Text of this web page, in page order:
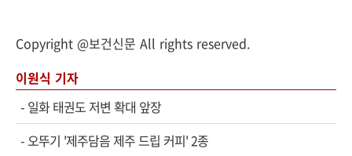
Copyright @보건신문 All rights reserved.
이원식 기자
- 일화 태권도 저변 확대 앞장
- 오뚜기 '제주담음 제주 드립 커피' 2종